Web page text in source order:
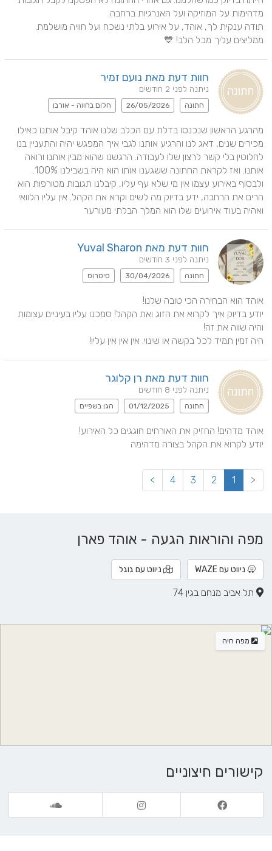
ממליצים עליך מכל הלב! 💙
חוות דעת מאת נועם זמיר
ניתנה לפני 2 חודשים
חתונה 26/05/2026 חלום בחווה - אורבן
ואהיה בעוד אירועים שלו הוא המלך הבלתי מעורער
חוות דעת מאת Yuval Sharon
ניתנה לפני 3 חודשים
חתונה 30/04/2026 סיטרוס
היה זמין תמיד לכל בקשה או שינוי. אין אין אין עליו!
חוות דעת מאת רן קלוגר
ניתנה לפני 8 חודשים
חתונה 01/12/2025 הגן בשפיים
יודע לקרוא את הקהל בצורה מדהימה
<
1
2
3
4
>
מפה והוראות הגעה - אוהד פארן
ניווט עם WAZE ניווט עם גוגל
תל אביב מנחם בגין 74
מפה חיה
קישורים חיצוניים